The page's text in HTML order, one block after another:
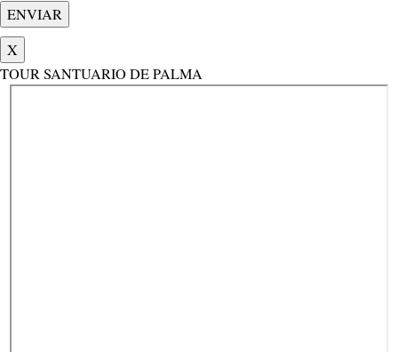
X
TOUR SANTUARIO DE PALMA